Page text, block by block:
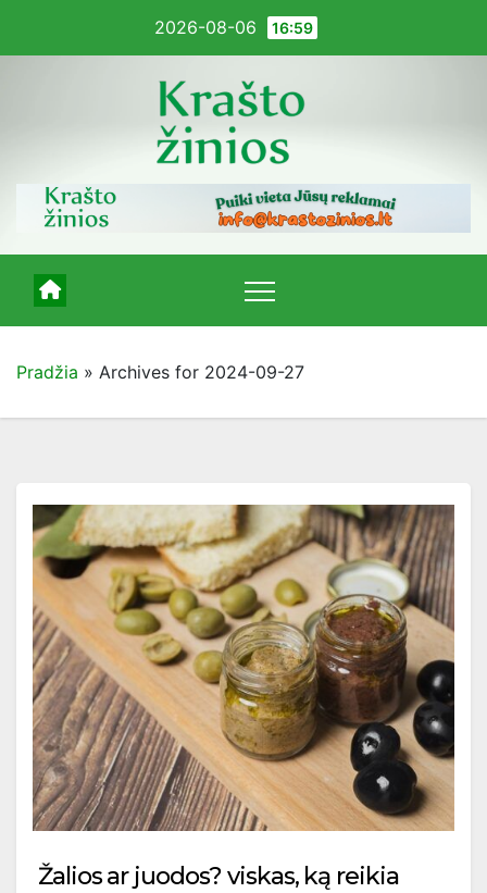
2026-08-06 16:59
Pradžia » Archives for 2024-09-27
Žalios ar juodos? viskas, ką reikia